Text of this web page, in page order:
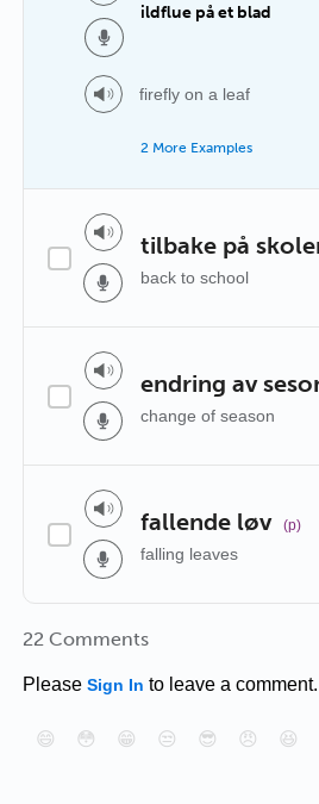
ildflue på et blad
firefly on a leaf
2 More Examples
tilbake på
back to school
endring av
change of season
fallende løv (p)
falling leaves
22 Comments
Please Sign In to leave a comment.
😄 😳 😁 😒 😎 😠 😆